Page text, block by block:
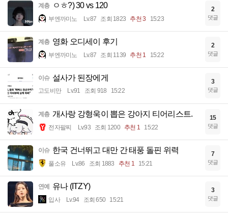
계층 ㅇㅎ?) 30 vs 120
부엔까미노 Lv.87 조회 1823 추천 3 15:23
2
댓글
계층 영화 오디세이 후기
부엔까미노 Lv.87 조회 1139 추천 1 15:22
2
댓글
이슈 설사가 된장에게
고도비만 Lv.91 조회 918 15:22
3
댓글
계층 개사랑 강형욱이 뽑은 강아지 티어리스트.
전자팔찌 Lv.93 조회 1200 추천 1 15:22
15
댓글
이슈 한국 건너뛰고 대만 간 태풍 돌핀 위력
풀소유 Lv.86 조회 1883 추천 1 15:21
7
댓글
연예 유나 (ITZY)
입사 Lv.94 조회 650 15:21
3
댓글